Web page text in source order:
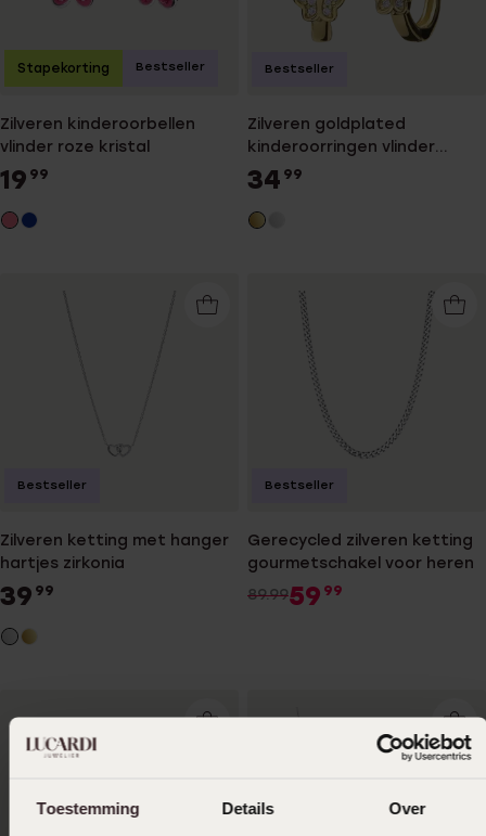
Toestemming Details Over
Zilveren kinderoorbellen
vlinder roze kristal
19 99
Stapekorting Bestseller
Zilveren goldplated
kinderoorringen vlinder
zirkonia
34 99
Bestseller
Zilveren ketting met hanger
hartjes zirkonia
39 99
Bestseller
Gerecycled zilveren ketting
gourmetschakel voor heren
89.9959 99
Bestseller